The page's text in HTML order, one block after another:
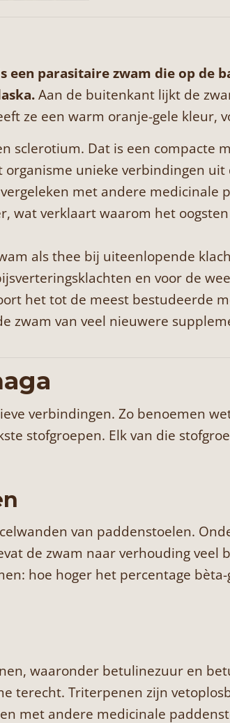
parasitaire zwam die op de
Aan de buitenkant lijkt de
ze een warm oranje-gele kleur,
sclerotium. Dat is een compacte
unieke verbindingen
met andere medicinale
wat verklaart waarom het
als thee bij uiteenlopende
en voor de
het tot de meest bestudeerde
zwam van veel nieuwere
verbindingen. Zo benoemen
stofgroepen. Elk van die
van paddenstoelen.
de zwam naar verhouding veel
hoe hoger het percentage
waaronder betulinezuur en
terecht. Triterpenen zijn
met andere medicinale